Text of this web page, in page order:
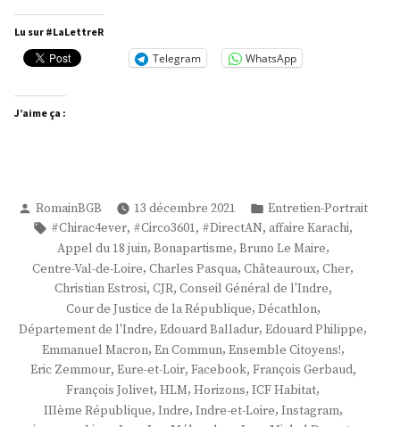
Jolivet »
Lu sur #LaLettreR
Telegram WhatsApp
J’aime ça :
Publié
par
RomainBGB 13 décembre 2021
Publié
dans
Entretien-Portrait
Étiquettes :
#Chirac4ever, #Circo3601, #DirectAN, affaire Karachi,
Appel du 18 juin, Bonapartisme, Bruno Le Maire,
Centre-Val-de-Loire, Charles Pasqua, Châteauroux, Cher,
Christian Estrosi, CJR, Conseil Général de l'Indre,
Cour de Justice de la République, Décathlon,
Département de l'Indre, Edouard Balladur, Edouard Philippe,
Emmanuel Macron, En Commun, Ensemble Citoyens!,
Eric Zemmour, Eure-et-Loir, Facebook, François Gerbaud,
François Jolivet, HLM, Horizons, ICF Habitat,
IIIème République, Indre, Indre-et-Loire, Instagram,